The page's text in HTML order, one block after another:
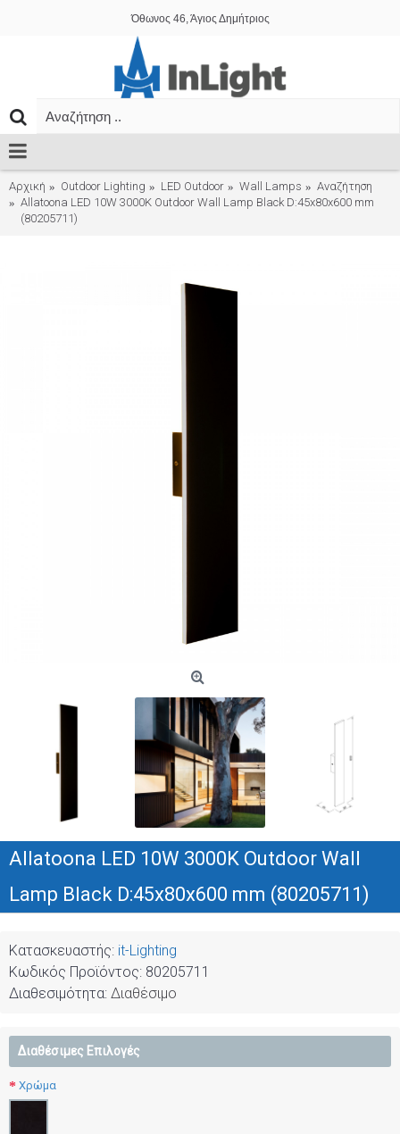
Όθωνος 46, Άγιος Δημήτριος
Αρχική Outdoor Lighting LED Outdoor Wall Lamps
Αναζήτηση
Allatoona LED 10W 3000K Outdoor Wall Lamp Black D:45x80x600 mm
(80205711)
Allatoona LED 10W 3000K Outdoor Wall
Lamp Black D:45x80x600 mm (80205711)
Κατασκευαστής: it-Lighting
Κωδικός Προϊόντος: 80205711
Διαθεσιμότητα: Διαθέσιμο
Διαθέσιμες Επιλογές
Χρώμα